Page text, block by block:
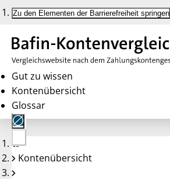
Zu den Elementen der Barrierefreiheit springen
Gut zu wissen
Kontenübersicht
Glossar
Keine
Konten
Kontenübersicht